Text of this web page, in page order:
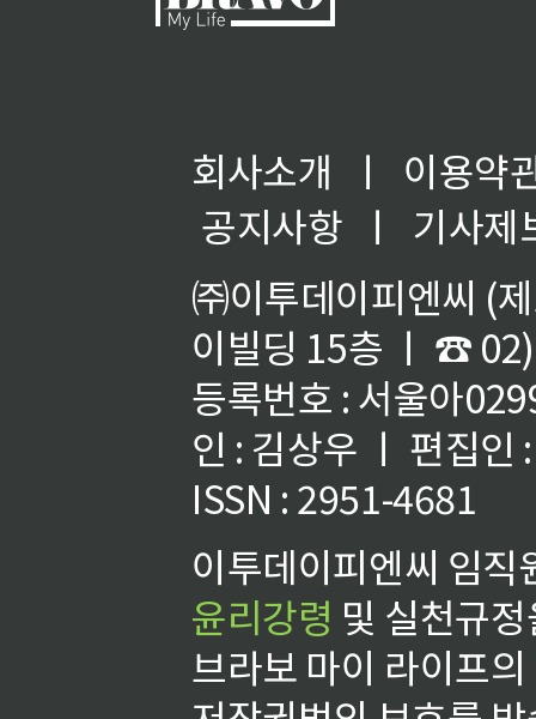
회사소개 ㅣ
이용약
공지사항
ㅣ
기사제
㈜이투데이피엔씨 (
이빌딩 15층 ㅣ ☎
등록번호 : 서울아
인 : 김상우 ㅣ 편집인
ISSN : 2951-4681
이투데이피엔씨 임
윤리강령 및 실천규
브라보 마이 라이프